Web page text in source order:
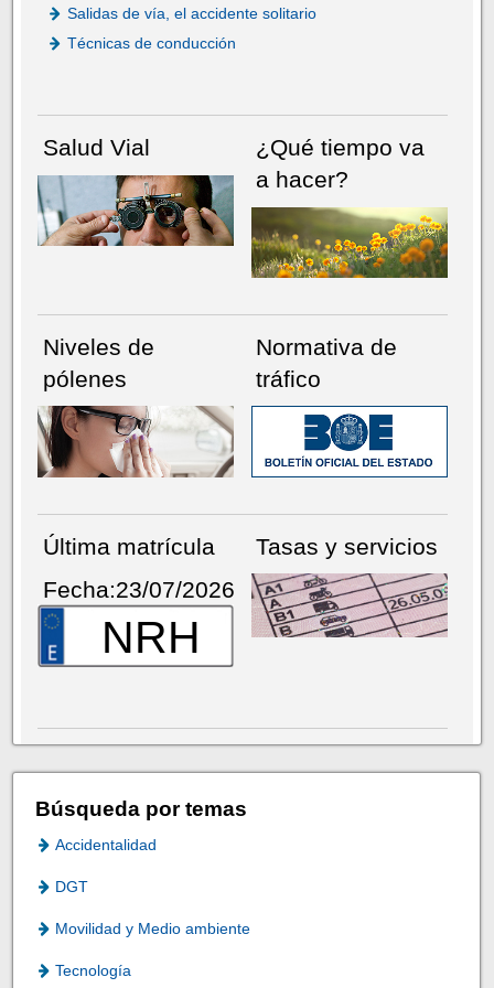
Salidas de vía, el accidente solitario
Técnicas de conducción
Salud Vial
¿Qué tiempo va
a hacer?
Niveles de
pólenes
Normativa de
tráfico
Última matrícula
Fecha:23/07/2026
NRH
Tasas y servicios
Búsqueda por temas
Accidentalidad
DGT
Movilidad y Medio ambiente
Tecnología